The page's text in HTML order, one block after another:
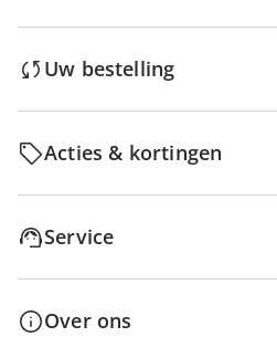
Uw bestelling
Acties & kortingen
Service
Over ons